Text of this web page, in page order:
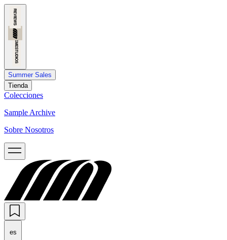
Summer Sales
Tienda
Colecciones
Sample Archive
Sobre Nosotros
es